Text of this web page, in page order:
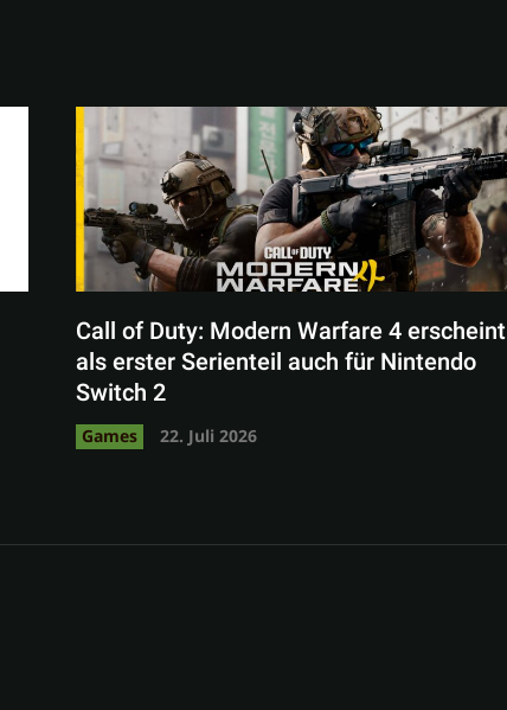
Call of Duty: Modern Warfare 4 erscheint
als erster Serienteil auch für Nintendo
Switch 2
Games 22. Juli 2026